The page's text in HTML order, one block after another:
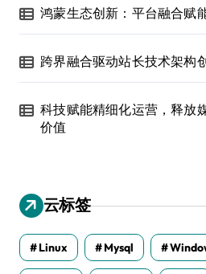
鸿蒙生态创新：平台融合赋
跨界融合驱动站长技术架构
科技赋能精细化运营，释放
价值
云标签
Linux Mysql